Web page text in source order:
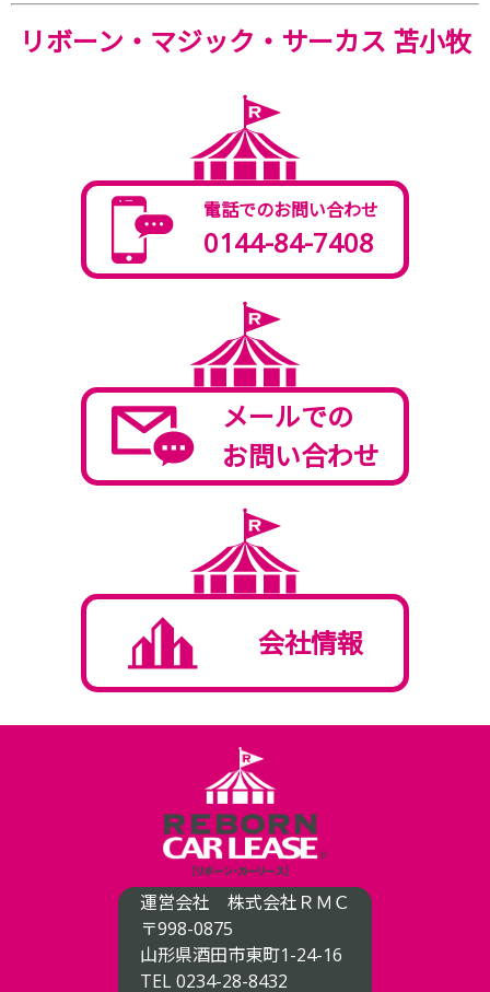
リボーン・マジック・サーカス 苫小牧
電話でのお問い合わせ
0144-84-7408
メールでの
お問い合わせ
会社情報
運営会社 株式会社ＲＭＣ
〒998-0875
山形県酒田市東町1-24-16
TEL 0234-28-8432